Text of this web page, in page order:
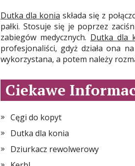
Dutka dla konia składa się z
pałki. Stosuje się je poprzez
zabiegów medycznych. Dutka dla
profesjonaliści, gdyż działa ona
wykorzystana, a potem należy
Ciekawe
Cęgi do kopyt
Dutka dla konia
Dziurkacz rewolwerowy